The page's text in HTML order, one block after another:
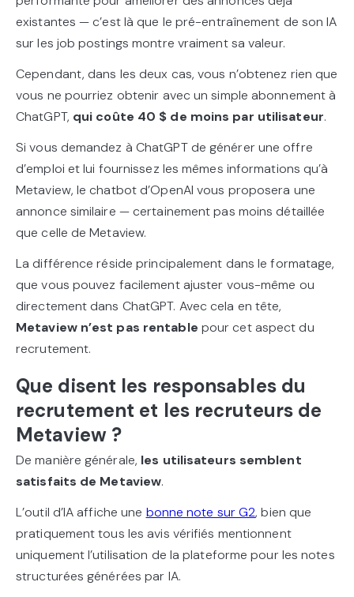
existantes — c’est là que le pré-entraînement de son IA
sur les job postings montre vraiment sa valeur.
Cependant, dans les deux cas, vous n’obtenez rien que
vous ne pourriez obtenir avec un simple abonnement à
ChatGPT, qui coûte 40 $ de moins par utilisateur.
Si vous demandez à ChatGPT de générer une offre
d’emploi et lui fournissez les mêmes informations qu’à
Metaview, le chatbot d’OpenAI vous proposera une
annonce similaire — certainement pas moins détaillée
que celle de Metaview.
La différence réside principalement dans le formatage,
que vous pouvez facilement ajuster vous-même ou
directement dans ChatGPT. Avec cela en tête,
Metaview n’est pas rentable pour cet aspect du
recrutement.
Que disent les responsables du
recrutement et les recruteurs de
Metaview ?
De manière générale, les utilisateurs semblent
satisfaits de Metaview.
L’outil d’IA affiche une bonne note sur G2, bien que
pratiquement tous les avis vérifiés mentionnent
uniquement l’utilisation de la plateforme pour les notes
structurées générées par IA.